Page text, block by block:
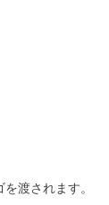
渡されます。